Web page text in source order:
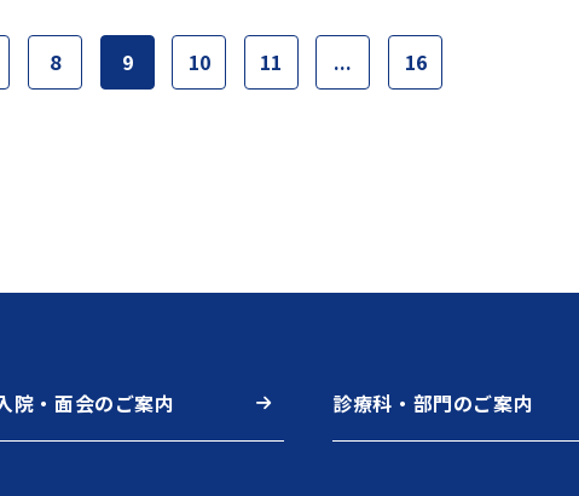
8 9 10 11 ... 16
院・面会のご案内 診療科・部門のご案内